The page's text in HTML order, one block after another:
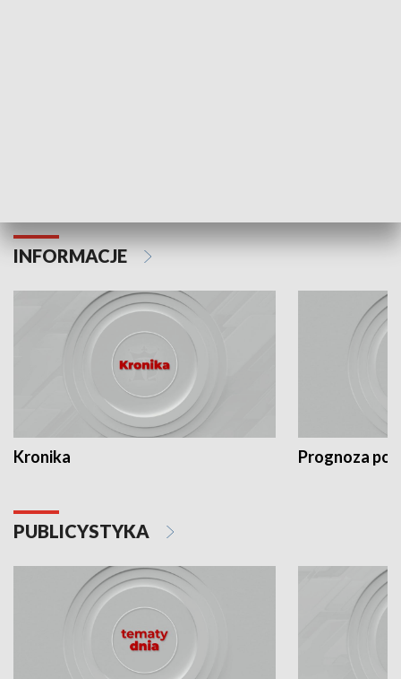
INFORMACJE
Kronika Prognoza
PUBLICYSTYKA